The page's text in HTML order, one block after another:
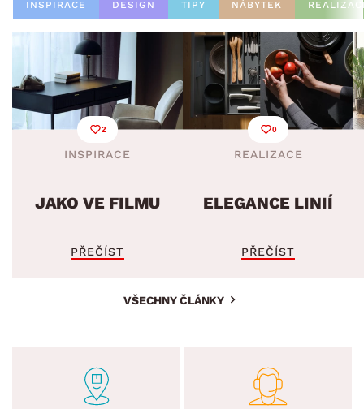
INSPIRACE DESIGN TIPY NÁBYTEK
2
INSPIRACE
JAKO VE FILMU
PŘEČÍST
0
REALIZACE
ELEGANCE LINIÍ
PŘEČÍST
VŠECHNY ČLÁNKY